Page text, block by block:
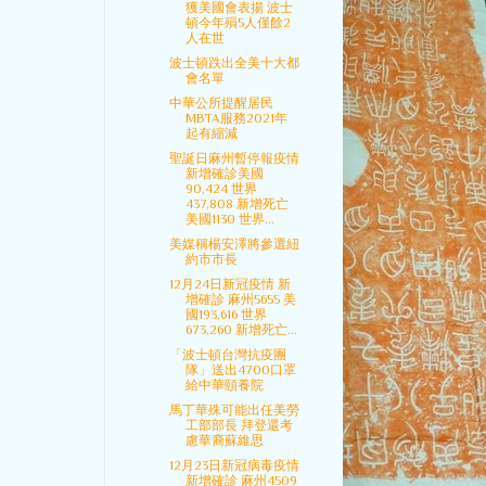
獲美國會表揚 波士
頓今年殞5人僅餘2
人在世
波士頓跌出全美十大都
會名單
中華公所提醒居民
MBTA服務2021年
起有縮減
聖誕日麻州暫停報疫情
新增確診美國
90,424 世界
437,808 新增死亡
美國1130 世界...
美媒稱楊安澤將參選紐
約市市長
12月24日新冠疫情 新
增確診 麻州5655 美
國193,616 世界
673,260 新增死亡...
「波士頓台灣抗疫團
隊」送出4700口罩
給中華頤養院
馬丁華殊可能出任美勞
工部部長 拜登還考
慮華裔蘇維思
12月23日新冠病毒疫情
新增確診 麻州4509